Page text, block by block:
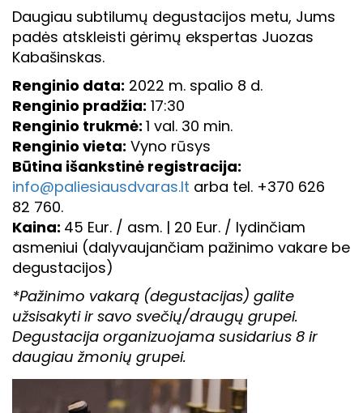
Daugiau subtilumų degustacijos metu, Jums
padės atskleisti gėrimų ekspertas Juozas
Kabašinskas.
Renginio data: 2022 m. spalio 8 d.
Renginio pradžia: 17:30
Renginio trukmė: 1 val. 30 min.
Renginio vieta: Vyno rūsys
Būtina išankstinė registracija:
info@paliesiausdvaras.lt arba tel. +370 626
82 760.
Kaina: 45 Eur. / asm. | 20 Eur. / lydinčiam
asmeniui (dalyvaujančiam pažinimo vakare be
degustacijos)
*Pažinimo vakarą (degustacijas) galite
užsisakyti ir savo svečių/draugų grupei.
Degustacija organizuojama susidarius 8 ir
daugiau žmonių grupei.